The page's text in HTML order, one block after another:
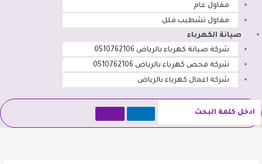
مقاول عام
مقاول تشطيب فلل
صيانة الكهرباء
شركة صيانة كهرباء بالرياض 0510762106
شركة فحص كهرباء بالرياض 0510762106
شركة اعمال كهرباء بالرياض